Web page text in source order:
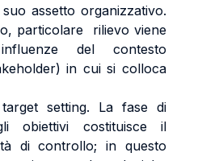
assetto organizzativo.
particolare rilievo viene
del contesto
in cui si colloca
setting. La fase di
obiettivi costituisce il
di controllo; in questo